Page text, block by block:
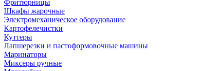
Фритюрницы
Шкафы жарочные
Электромеханическое оборудование
Картофелечистки
Куттеры
Лапшерезки и пастоформовочные машины
Маринаторы
Миксеры ручные